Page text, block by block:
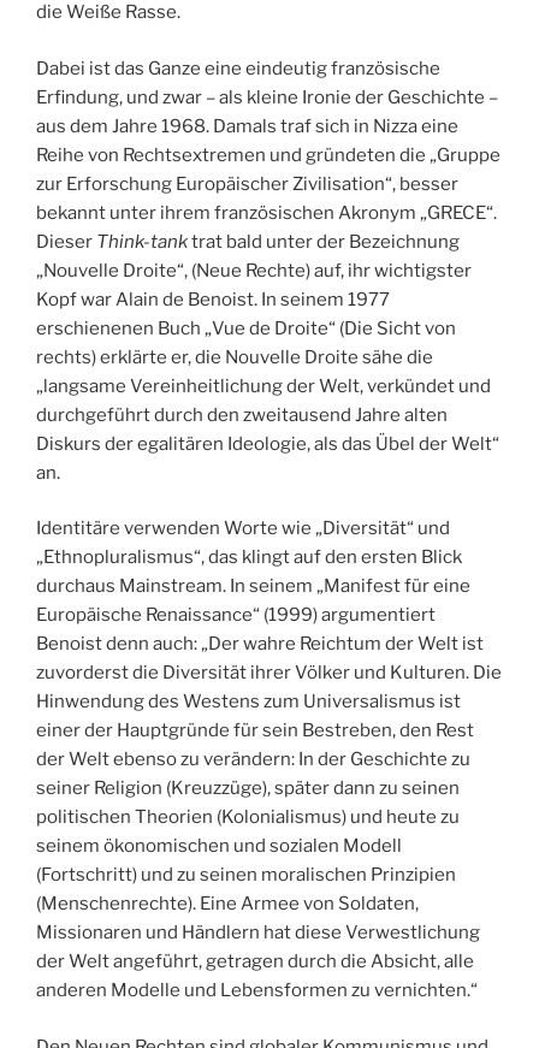
die Weiße Rasse.
Dabei ist das Ganze eine eindeutig französische
Erfindung, und zwar – als kleine Ironie der Geschichte –
aus dem Jahre 1968. Damals traf sich in Nizza eine
Reihe von Rechtsextremen und gründeten die „Gruppe
zur Erforschung Europäischer Zivilisation“, besser
bekannt unter ihrem französischen Akronym „GRECE“.
Dieser Think-tanktrat bald unter der Bezeichnung
„Nouvelle Droite“, (Neue Rechte) auf, ihr wichtigster
Kopf war Alain de Benoist. In seinem 1977
erschienenen Buch „Vue de Droite“ (Die Sicht von
rechts) erklärte er, die Nouvelle Droite sähe die
„langsame Vereinheitlichung der Welt, verkündet und
durchgeführt durch den zweitausend Jahre alten
Diskurs der egalitären Ideologie, als das Übel der Welt“
an.
Identitäre verwenden Worte wie „Diversität“ und
„Ethnopluralismus“, das klingt auf den ersten Blick
durchaus Mainstream. In seinem „Manifest für eine
Europäische Renaissance“ (1999) argumentiert
Benoist denn auch: „Der wahre Reichtum der Welt ist
zuvorderst die Diversität ihrer Völker und Kulturen. Die
Hinwendung des Westens zum Universalismus ist
einer der Hauptgründe für sein Bestreben, den Rest
der Welt ebenso zu verändern: In der Geschichte zu
seiner Religion (Kreuzzüge), später dann zu seinen
politischen Theorien (Kolonialismus) und heute zu
seinem ökonomischen und sozialen Modell
(Fortschritt) und zu seinen moralischen Prinzipien
(Menschenrechte). Eine Armee von Soldaten,
Missionaren und Händlern hat diese Verwestlichung
der Welt angeführt, getragen durch die Absicht, alle
anderen Modelle und Lebensformen zu vernichten.“